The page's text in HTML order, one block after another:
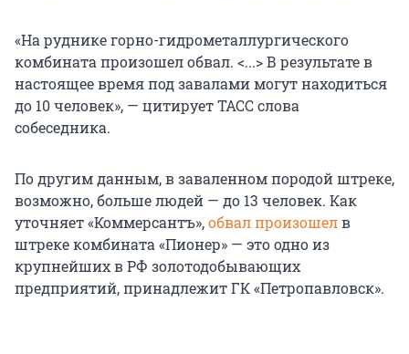
«На руднике горно-гидрометаллургического
комбината произошел обвал. <...> В результате в
настоящее время под завалами могут находиться
до 10 человек», — цитирует ТАСС слова
собеседника.
По другим данным, в заваленном породой штреке,
возможно, больше людей — до 13 человек. Как
уточняет «Коммерсантъ»,обвал произошелв
штреке комбината «Пионер» — это одно из
крупнейших в РФ золотодобывающих
предприятий, принадлежит ГК «Петропавловск».